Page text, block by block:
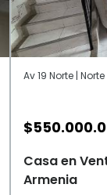
Av 19 Norte |
$
Casa en
Armenia